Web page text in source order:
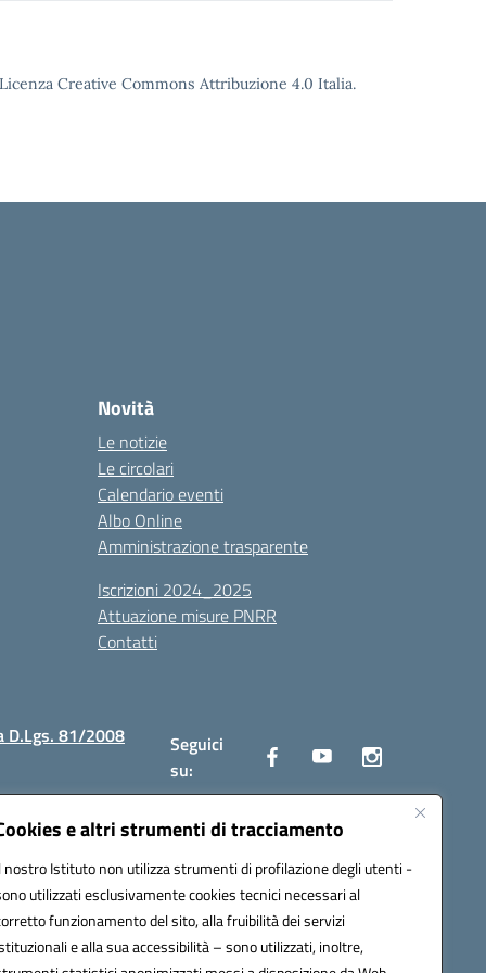
e altri strumenti di tracciamento
nostro Istituto non utilizza strumenti di profilazione degli utenti -
utilizzati esclusivamente cookies tecnici necessari al
funzionamento del sito, alla fruibilità dei servizi
e alla sua accessibilità – sono utilizzati, inoltre,
Creative Commons Attribuzione 4.0 Italia.
Novità
Le notizie
Le circolari
Calendario eventi
Albo Online
Amministrazione trasparente
Iscrizioni 2024_2025
Attuazione misure PNRR
Contatti
D.Lgs. 81/2008
Seguici
su: